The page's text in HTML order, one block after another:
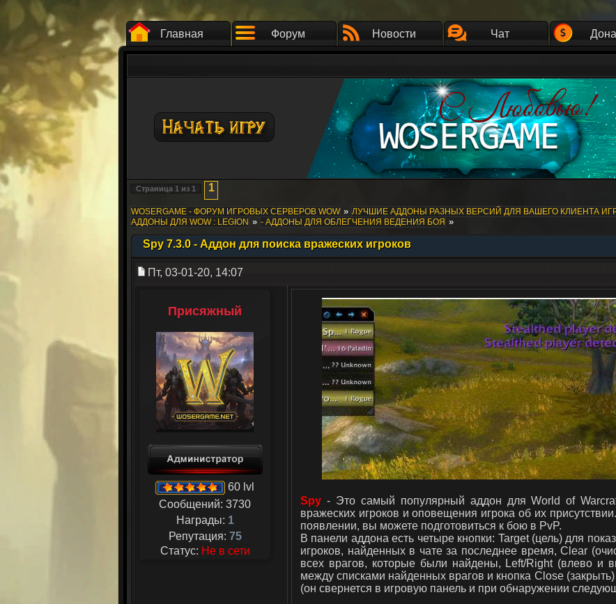
Главная Форум Новости Чат
Страница 1 из 1 1
WOSERGAME - ФОРУМ ИГРОВЫХ СЕРВЕРОВ WOW » ЛУЧШИЕ АДДОНЫ РАЗНЫХ ВЕРСИЙ ДЛЯ ВАШЕГО КЛИЕНТА
АДДОНЫ ДЛЯ WOW : LEGION » - АДДОНЫ ДЛЯ ОБЛЕГЧЕНИЯ ВЕДЕНИЯ БОЯ »
Spy 7.3.0 - Аддон для поиска вражеских игроков
Пт, 03-01-20, 14:07
Присяжный
60 lvl
Сообщений: 3730
Награды: 1
Репутация: 75
Статус: Не в сети
Spy - Это самый популярный аддон для World of
вражеских игроков и оповещения игрока об их
появлении, вы можете подготовиться к бою в PvP.
В панели аддона есть четыре кнопки: Target (цель) для
игроков, найденных в чате за последнее время, Clear
всех врагов, которые были найдены, Left/Right (влево и
между списками найденных врагов и кнопка Close
(он свернется в игровую панель и при обнаружении